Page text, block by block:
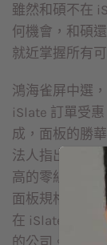
雖然和碩不在
何機會，和碩
就近掌握所有
鴻海雀屏中選
iSlate 訂單受
成，面板的勝
法人指出，過
高的零組件是
面板規格要求
在 iSlate 訂單
的公司。